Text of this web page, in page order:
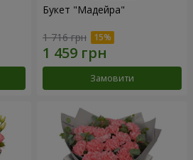
Букет "Мадейра"
1 716 грн
Замовити